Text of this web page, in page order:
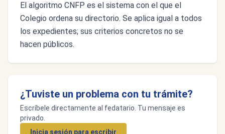
El algoritmo CNFP es el sistema con el que el
Colegio ordena su directorio. Se aplica igual a todos
los expedientes; sus criterios concretos no se
hacen públicos.
¿Tuviste un problema con tu trámite?
Escríbele directamente al fedatario. Tu mensaje es
privado.
Inicia sesión para escribir